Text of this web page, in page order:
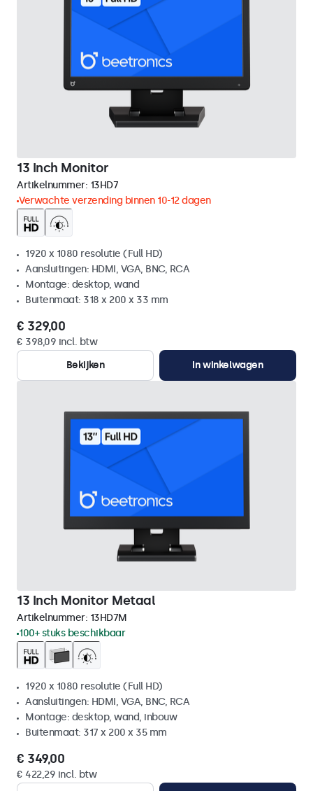
13 Inch Monitor
Artikelnummer: 13HD7
Verwachte verzending binnen 10-12 dagen
1920 x 1080 resolutie (Full HD)
Aansluitingen: HDMI, VGA, BNC, RCA
Montage: desktop, wand
Buitenmaat: 318 x 200 x 33 mm
€ 329,00
€ 398,09 incl. btw
Bekijken
In winkelwagen
13 Inch Monitor Metaal
Artikelnummer: 13HD7M
100+ stuks beschikbaar
1920 x 1080 resolutie (Full HD)
Aansluitingen: HDMI, VGA, BNC, RCA
Montage: desktop, wand, inbouw
Buitenmaat: 317 x 200 x 35 mm
€ 349,00
€ 422,29 incl. btw